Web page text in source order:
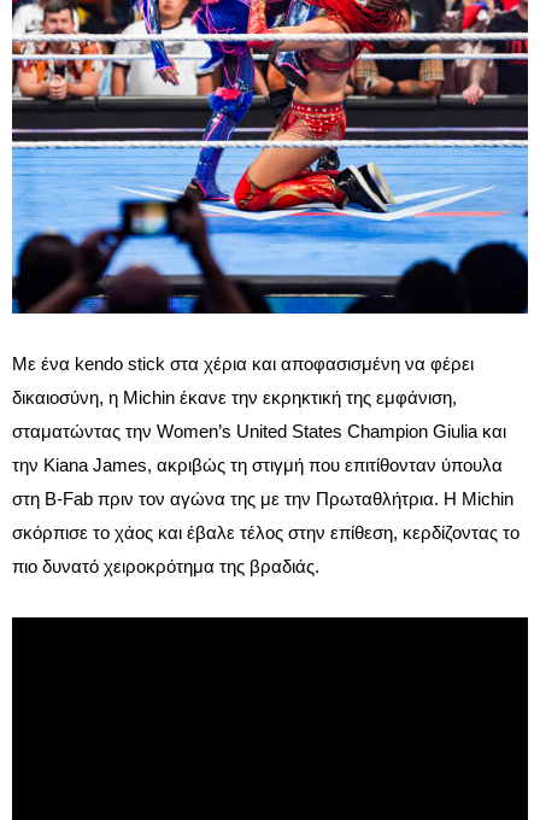
Με ένα kendo stick στα χέρια και αποφασισμένη να φέρει
δικαιοσύνη, η Michin έκανε την εκρηκτική της εμφάνιση,
σταματώντας την Women’s United States Champion Giulia και
την Kiana James, ακριβώς τη στιγμή που επιτίθονταν ύπουλα
στη B-Fab πριν τον αγώνα της με την Πρωταθλήτρια. Η Michin
σκόρπισε το χάος και έβαλε τέλος στην επίθεση, κερδίζοντας το
πιο δυνατό χειροκρότημα της βραδιάς.